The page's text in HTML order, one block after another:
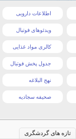
اطلاعات دارویی
ویدئوهای فوتبال
کالری مواد غذایی
جدول پخش فوتبال
نهج البلاغه
صحیفه سجادیه
تازه های گردشگری